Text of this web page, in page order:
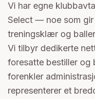
Vi har egne
Select — noe som
treningsklær og
Vi tilbyr dedikerte
foresatte bestiller og
forenkler
representerer et